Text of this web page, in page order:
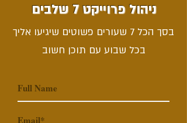
ניהול פרוייקט 7 שלבים
בסך הכל 7 שעורים פשוטים שיגיעו אליך
בכל שבוע עם תוכן חשוב